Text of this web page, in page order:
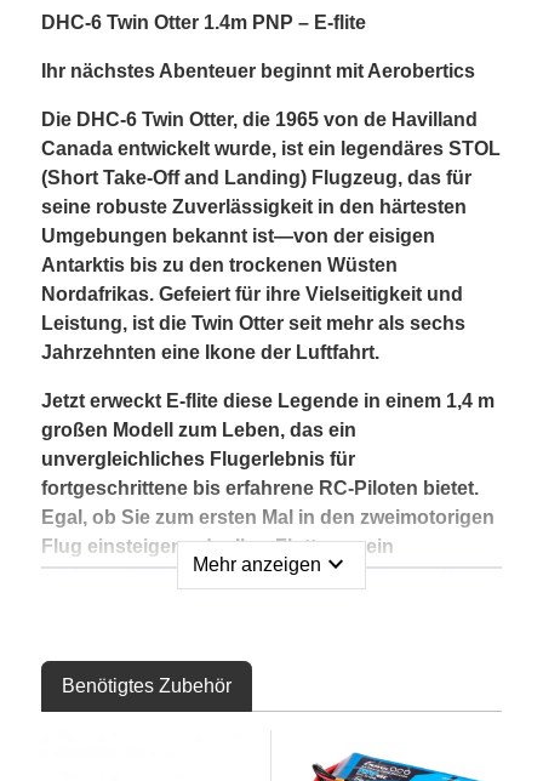
DHC-6 Twin Otter 1.4m PNP – E-flite
Ihr nächstes Abenteuer beginnt mit Aerobertics
Die DHC-6 Twin Otter, die 1965 von de Havilland
Canada entwickelt wurde, ist ein legendäres STOL
(Short Take-Off and Landing) Flugzeug, das für
seine robuste Zuverlässigkeit in den härtesten
Umgebungen bekannt ist—von der eisigen
Antarktis bis zu den trockenen Wüsten
Nordafrikas. Gefeiert für ihre Vielseitigkeit und
Leistung, ist die Twin Otter seit mehr als sechs
Jahrzehnten eine Ikone der Luftfahrt.
Jetzt erweckt E-flite diese Legende in einem 1,4 m
großen Modell zum Leben, das ein
unvergleichliches Flugerlebnis für
fortgeschrittene bis erfahrene RC-Piloten bietet.
Egal, ob Sie zum ersten Mal in den zweimotorigen
Flug einsteigen oder Ihre Flotte um ein
leistungsfähiges Nutzflugzeug erweitern wollen,
Eigenschaften und unglaubliches Handling. Die
Twin Otter 1.4m verkörpert alles, was wir bei einem
Benutzerfreundlichkeit und hochwertige
Mehr anzeigen expand_more
Benötigtes Zubehör